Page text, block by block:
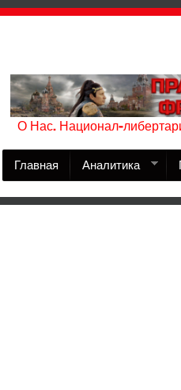
О Нас. Национал-
Главная Аналитика